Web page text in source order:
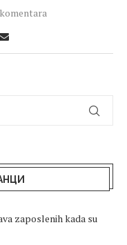
zaposlenih kada su